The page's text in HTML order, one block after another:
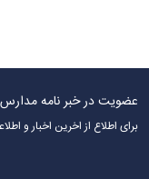
عضویت در خبر نامه مدارس
برای اطلاع از اخرین اخبار و